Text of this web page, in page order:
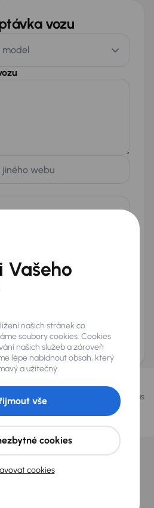
vozu
jiného webu
o atraktivních slevových
874/15, Čimice, 184 00 Praha 8 bude
údaje v souladu se zásadami ochrany a
pro vás
vozy
z naší nabídky. Každý den pro vás
až 400 vozů
Vašeho
našich stránek co
soubory cookies. Cookies
našich služeb a zároveň
lépe nabídnout obsah, který
a užitečný.
cookies
cookies
vše